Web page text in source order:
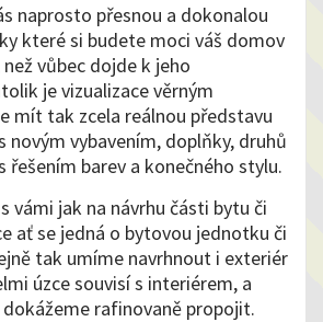
naprosto přesnou a dokonalou
které si budete moci váš domov
vůbec dojde k jeho
je vizualizace věrným
mít tak zcela reálnou představu
novým vybavením, doplňky, druhů
řešením barev a konečného stylu.
vámi jak na návrhu části bytu či
ať se jedná o bytovou jednotku či
tak umíme navrhnout i exteriér
úzce souvisí s interiérem, a
rafinovaně propojit.